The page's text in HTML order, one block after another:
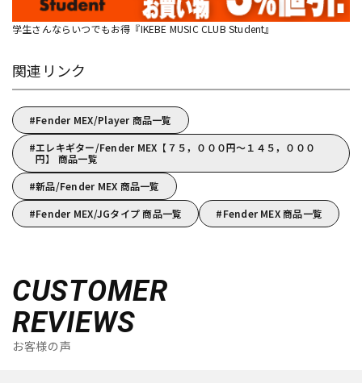
学生さんならいつでもお得『IKEBE MUSIC CLUB Student』
関連リンク
Fender MEX/Player 商品一覧
エレキギター/Fender MEX【７５，０００円～１４５，０００
円】 商品一覧
新品/Fender MEX 商品一覧
Fender MEX/JGタイプ 商品一覧
Fender MEX 商品一覧
CUSTOMER
REVIEWS
お客様の声